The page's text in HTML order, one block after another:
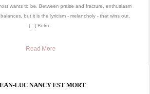
wants to be. Between praise and fracture, enthusiasm
but it is the lyricism - melancholy - that wins out.
(...) Belm...
Read More
LUC NANCY EST MORT